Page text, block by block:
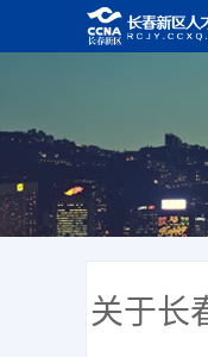
关于长